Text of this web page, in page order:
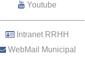
Youtube
Intranet RRHH
WebMail Municipal